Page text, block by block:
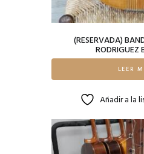
(RESERVADA)
RODRIGUEZ
LEER
Añadir a la